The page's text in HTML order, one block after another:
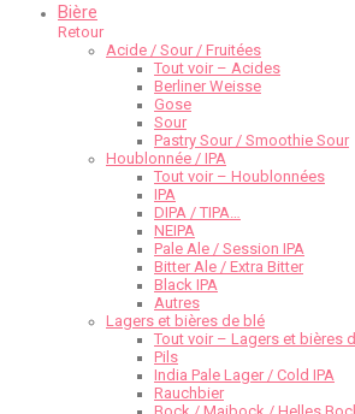
Bière
Retour
Acide / Sour / Fruitées
Tout voir – Acides
Berliner Weisse
Gose
Sour
Pastry Sour / Smoothie Sour
Houblonnée / IPA
Tout voir – Houblonnées
IPA
DIPA / TIPA…
NEIPA
Pale Ale / Session IPA
Bitter Ale / Extra Bitter
Black IPA
Autres
Lagers et bières de blé
Tout voir – Lagers et bières
Pils
India Pale Lager / Cold IPA
Rauchbier